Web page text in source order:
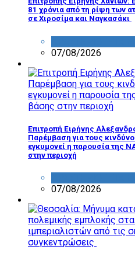
81 χρόνια από τη ρίψη των
σε Χιροσίμα και Ναγκασάκι
07/08/2026
Επιτροπή Ειρήνης
Παρέμβαση για τους
εγκυμονεί η παρουσία της
στην περιοχή
07/08/2026